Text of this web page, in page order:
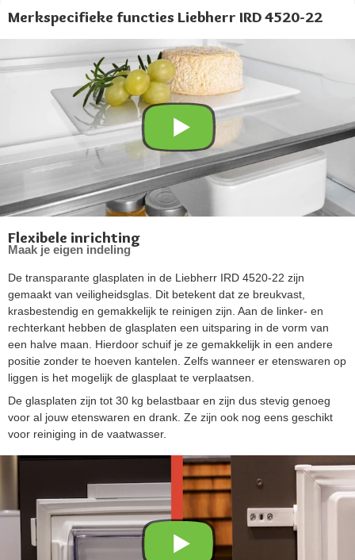
Merkspecifieke functies Liebherr IRD 4520-22
Flexibele inrichting
Maak je eigen indeling
De transparante glasplaten in de Liebherr IRD 4520-22 zijn
gemaakt van veiligheidsglas. Dit betekent dat ze breukvast,
krasbestendig en gemakkelijk te reinigen zijn. Aan de linker- en
rechterkant hebben de glasplaten een uitsparing in de vorm van
een halve maan. Hierdoor schuif je ze gemakkelijk in een andere
positie zonder te hoeven kantelen. Zelfs wanneer er etenswaren op
liggen is het mogelijk de glasplaat te verplaatsen.
De glasplaten zijn tot 30 kg belastbaar en zijn dus stevig genoeg
voor al jouw etenswaren en drank. Ze zijn ook nog eens geschikt
voor reiniging in de vaatwasser.